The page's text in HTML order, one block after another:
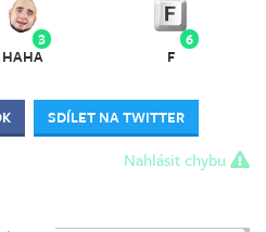
3
HAHA
6
F
SDÍLET NA TWITTER
Nahlásit chybu